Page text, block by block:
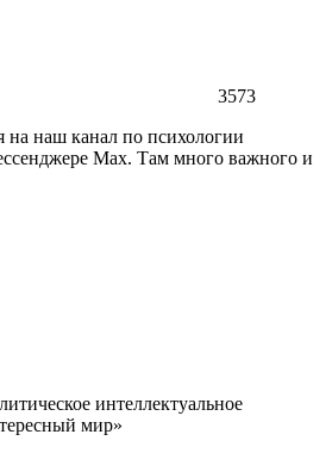
3573
на наш канал по психологии
Max. Там много важного и